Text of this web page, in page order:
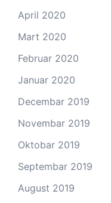
April 2020
Mart 2020
Februar 2020
Januar 2020
Decembar 2019
Novembar 2019
Oktobar 2019
Septembar 2019
August 2019